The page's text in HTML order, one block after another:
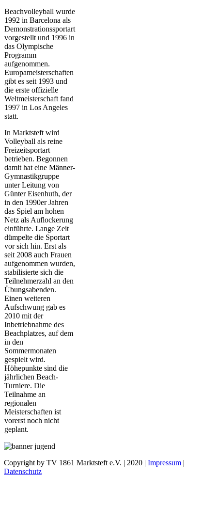
Beachvolleyball wurde
1992 in Barcelona als
Demonstrationssportart
vorgestellt und 1996 in
das Olympische
Programm
aufgenommen.
Europameisterschaften
gibt es seit 1993 und
die erste offizielle
Weltmeisterschaft fand
1997 in Los Angeles
statt.
In Marktsteft wird
Volleyball als reine
Freizeitsportart
betrieben. Begonnen
damit hat eine Männer-
Gymnastikgruppe
unter Leitung von
Günter Eisenhuth, der
in den 1990er Jahren
das Spiel am hohen
Netz als Auflockerung
einführte. Lange Zeit
dümpelte die Sportart
vor sich hin. Erst als
seit 2008 auch Frauen
aufgenommen wurden,
stabilisierte sich die
Teilnehmerzahl an den
Übungsabenden.
Einen weiteren
Aufschwung gab es
2010 mit der
Inbetriebnahme des
Beachplatzes, auf dem
in den
Sommermonaten
gespielt wird.
Höhepunkte sind die
jährlichen Beach-
Turniere. Die
Teilnahme an
regionalen
Meisterschaften ist
vorerst noch nicht
geplant.
Copyright by TV 1861 Marktsteft e.V. | 2020 | Impressum |
Datenschutz